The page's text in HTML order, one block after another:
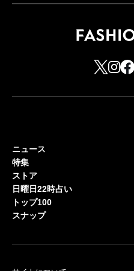
ニュース
特集
ストア
日曜日22時占い
トップ100
スナップ